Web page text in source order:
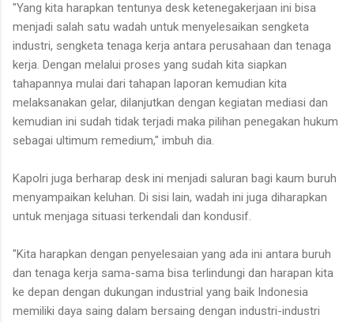
"Yang kita harapkan tentunya desk ketenegakerjaan ini bisa
menjadi salah satu wadah untuk menyelesaikan sengketa
industri, sengketa tenaga kerja antara perusahaan dan tenaga
kerja. Dengan melalui proses yang sudah kita siapkan
tahapannya mulai dari tahapan laporan kemudian kita
melaksanakan gelar, dilanjutkan dengan kegiatan mediasi dan
kemudian ini sudah tidak terjadi maka pilihan penegakan hukum
sebagai ultimum remedium," imbuh dia.
Kapolri juga berharap desk ini menjadi saluran bagi kaum buruh
menyampaikan keluhan. Di sisi lain, wadah ini juga diharapkan
untuk menjaga situasi terkendali dan kondusif.
"Kita harapkan dengan penyelesaian yang ada ini antara buruh
dan tenaga kerja sama-sama bisa terlindungi dan harapan kita
ke depan dengan dukungan industrial yang baik Indonesia
memiliki daya saing dalam bersaing dengan industri-industri